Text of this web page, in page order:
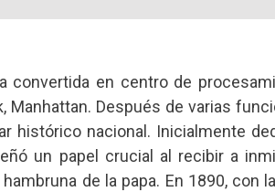
convertida en centro de
Manhattan. Después de varias
histórico nacional. Inicialmente
un papel crucial al recibir a
de la papa. En 1890, con